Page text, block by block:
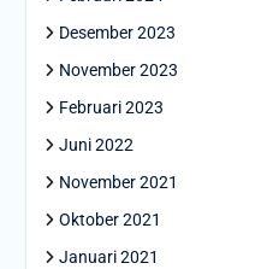
Desember 2023
November 2023
Februari 2023
Juni 2022
November 2021
Oktober 2021
Januari 2021